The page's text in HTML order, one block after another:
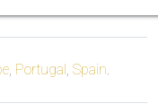
, Portugal , Spain.